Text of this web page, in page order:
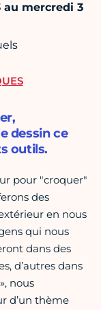
au mercredi 3
dessin ce
outils.
pour "croquer"
des
en nous
qui nous
dans des
d’autres dans
nous
d’un thème